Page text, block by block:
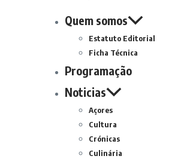
Quem somos
Estatuto Editorial
Ficha Técnica
Programação
Noticias
Açores
Cultura
Crónicas
Culinária